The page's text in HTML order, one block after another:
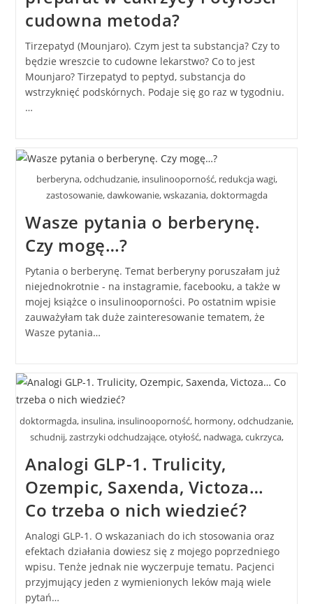
cudowna metoda?
Tirzepatyd (Mounjaro). Czym jest ta substancja? Czy to
będzie wreszcie to cudowne lekarstwo? Co to jest
Mounjaro? Tirzepatyd to peptyd, substancja do
wstrzyknięć podskórnych. Podaje się go raz w tygodniu.
…
berberyna, odchudzanie, insulinooporność, redukcja wagi,
zastosowanie, dawkowanie, wskazania, doktormagda
Wasze pytania o berberynę.
Czy mogę…?
Pytania o berberynę. Temat berberyny poruszałam już
niejednokrotnie - na instagramie, facebooku, a także w
mojej książce o insulinooporności. Po ostatnim wpisie
zauważyłam tak duże zainteresowanie tematem, że
Wasze pytania…
doktormagda, insulina, insulinooporność, hormony, odchudzanie,
schudnij, zastrzyki odchudzające, otyłość, nadwaga, cukrzyca,
Analogi GLP-1. Trulicity,
Ozempic, Saxenda, Victoza…
Co trzeba o nich wiedzieć?
Analogi GLP-1. O wskazaniach do ich stosowania oraz
efektach działania dowiesz się z mojego poprzedniego
wpisu. Tenże jednak nie wyczerpuje tematu. Pacjenci
przyjmujący jeden z wymienionych leków mają wiele
pytań…